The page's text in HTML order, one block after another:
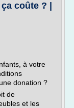
coûte ? |
à votre
donation ?
de
et les